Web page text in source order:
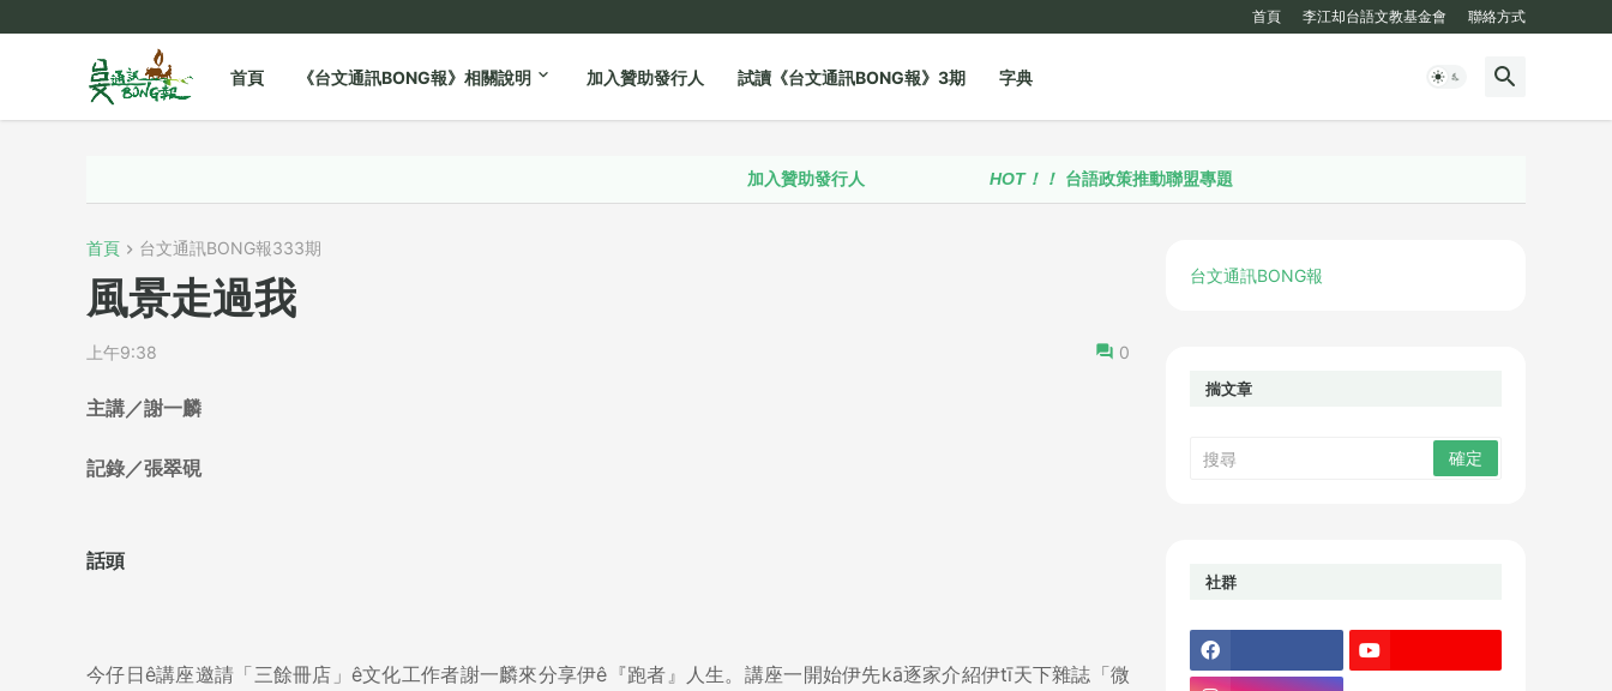
首頁 李江却台語文教基金會 聯絡方式
首頁 《台文通訊BONG報》相關說明 加入贊助發行人 試讀《台文通訊BONG報》3期 字典
加入贊助發行人 台語政策推動聯盟專題
首頁 台文通訊BONG報333期
風景走過我
上午9:38 0
主講／謝一麟
記錄／張翠硯
話頭
今仔日ê講座邀請「三餘冊店」ê文化工作者謝一麟來分享伊ê『跑者』人生。講座一開始伊先kā逐家介紹伊tī天下雜誌「微
台文通訊BONG報
揣文章
社群